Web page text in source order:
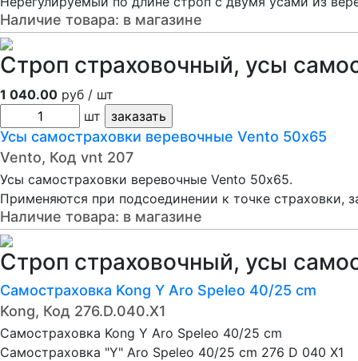
Наличие товара: в магазине
Строп страховочный, усы
1 040.00 руб / шт
шт
Усы самостраховки веревочные Vento 50х65
Vento, Код vnt 207
Усы самостраховки веревочные Vento 50х65.
Применяются при подсоединении к точке страховки,
Наличие товара: в магазине
Строп страховочный, усы
Самостраховка Kong Y Aro Speleo 40/25 cm
Kong, Код 276.D.040.X1
Самостраховка Kong Y Aro Speleo 40/25 cm
Самостраховка "Y" Aro Speleo 40/25 cm 276 D 040 X1